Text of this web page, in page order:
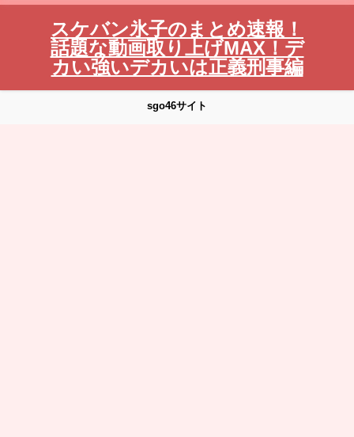
スケバン氷子のまとめ速報！
話題な動画取り上げMAX！デ
カい強いデカいは正義刑事編
sgo46サイト